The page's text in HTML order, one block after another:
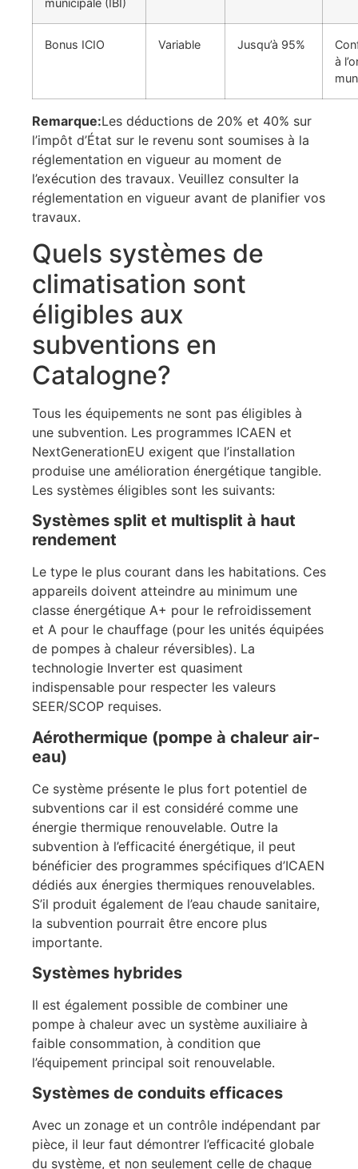
municipale (IBI)
Bonus ICIO Variable Jusqu’à 95%
à
Remarque:Les déductions de 20% et 40% sur
l’impôt d’État sur le revenu sont soumises à la
réglementation en vigueur au moment de
l’exécution des travaux. Veuillez consulter la
réglementation en vigueur avant de planifier vos
travaux.
Quels systèmes de
climatisation sont
éligibles aux
subventions en
Catalogne?
Tous les équipements ne sont pas éligibles à
une subvention. Les programmes ICAEN et
NextGenerationEU exigent que l’installation
produise une amélioration énergétique tangible.
Les systèmes éligibles sont les suivants:
Systèmes split et multisplit à haut
rendement
Le type le plus courant dans les habitations. Ces
appareils doivent atteindre au minimum une
classe énergétique A+ pour le refroidissement
et A pour le chauffage (pour les unités équipées
de pompes à chaleur réversibles). La
technologie Inverter est quasiment
indispensable pour respecter les valeurs
SEER/SCOP requises.
Aérothermique (pompe à chaleur air-
eau)
Ce système présente le plus fort potentiel de
subventions car il est considéré comme une
énergie thermique renouvelable. Outre la
subvention à l’efficacité énergétique, il peut
bénéficier des programmes spécifiques d’ICAEN
dédiés aux énergies thermiques renouvelables.
S’il produit également de l’eau chaude sanitaire,
la subvention pourrait être encore plus
importante.
Systèmes hybrides
Il est également possible de combiner une
pompe à chaleur avec un système auxiliaire à
faible consommation, à condition que
l’équipement principal soit renouvelable.
Systèmes de conduits efficaces
Avec un zonage et un contrôle indépendant par
pièce, il leur faut démontrer l’efficacité globale
du système, et non seulement celle de chaque